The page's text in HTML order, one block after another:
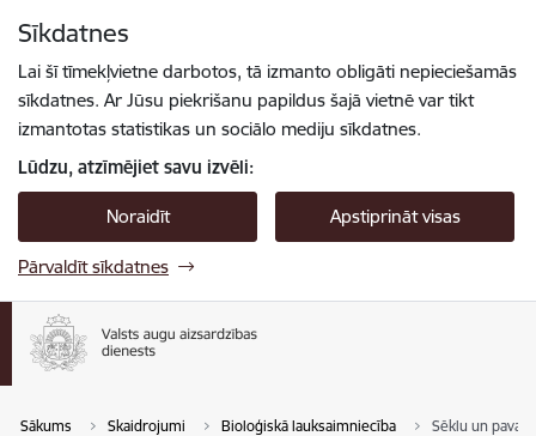
Sīkdatnes
Lai šī tīmekļvietne darbotos, tā izmanto obligāti nepieciešamās
sīkdatnes. Ar Jūsu piekrišanu papildus šajā vietnē var tikt
izmantotas statistikas un sociālo mediju sīkdatnes.
Lūdzu, atzīmējiet savu izvēli:
Noraidīt Apstiprināt visas
Pārvaldīt sīkdatnes
Sākums Skaidrojumi Bioloģiskā lauksaimniecība Sēklu un